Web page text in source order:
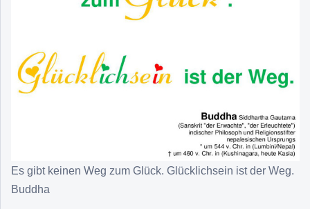
Es gibt keinen Weg zum Glück. Glücklichsein ist der Weg.
Buddha